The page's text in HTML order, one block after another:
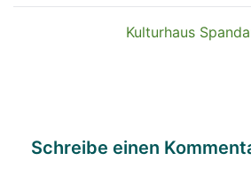
Kulturhaus
Schreibe einen